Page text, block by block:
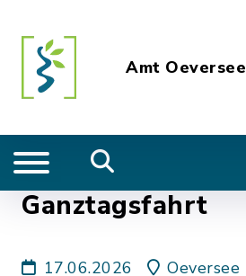
Amt Oeversee
Ganztagsfahrt
17.06.2026 Oeversee